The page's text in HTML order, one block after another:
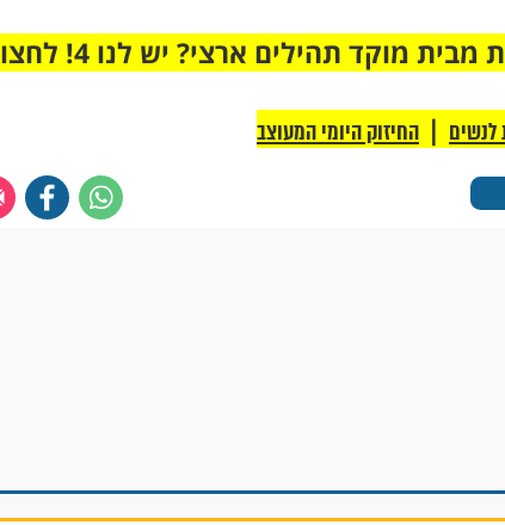
מחוברים רק לקבוצת ווטסאפ אחת מבית מוקד תהילים ארצי? יש לנו 4! לחצו
לנשים | החיזוק היומי המעוצב